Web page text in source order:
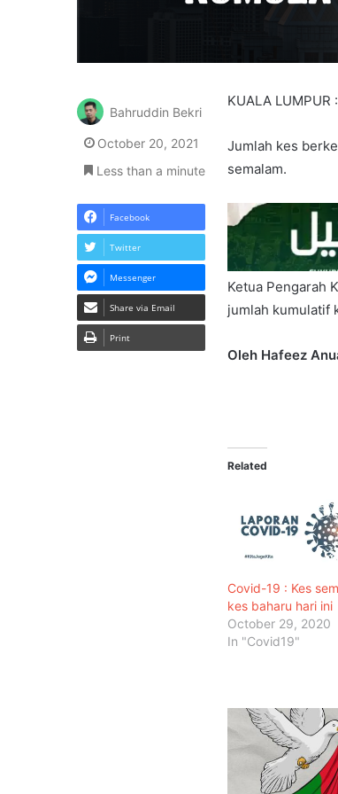
KUALA
Jumlah kes
semalam.
Ketua Pengarah
jumlah kumulatif
Oleh Hafeez
Related
Covid-19 : Kes
kes baharu hari ini
October 29, 2020
In "Covid19"
Bahruddin Bekri
October 20, 2021
Less than a minute
Facebook
Twitter
Messenger
Share via Email
Print